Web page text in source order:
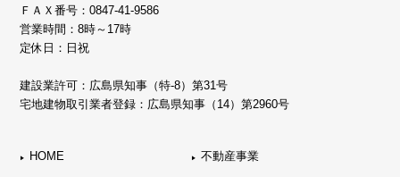
ＦＡＸ番号：0847-41-9586
営業時間：8時～17時
定休日：日祝
建設業許可：広島県知事（特-8）第31号
宅地建物取引業者登録：広島県知事（14）第2960号
HOME 不動産事業